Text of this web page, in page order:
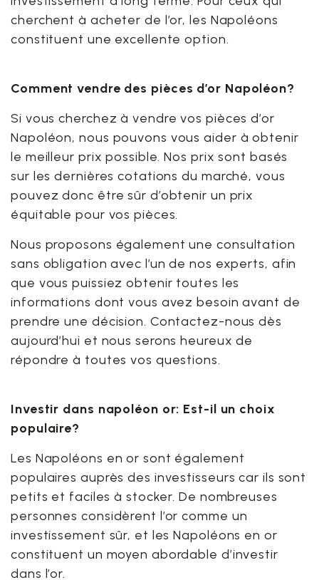
cherchent à acheter de l’or, les Napoléons
constituent une excellente option.
Comment vendre des pièces d’or Napoléon?
Si vous cherchez à vendre vos pièces d’or
Napoléon, nous pouvons vous aider à obtenir
le meilleur prix possible. Nos prix sont basés
sur les dernières cotations du marché, vous
pouvez donc être sûr d’obtenir un prix
équitable pour vos pièces.
Nous proposons également une consultation
sans obligation avec l’un de nos experts, afin
que vous puissiez obtenir toutes les
informations dont vous avez besoin avant de
prendre une décision. Contactez-nous dès
aujourd’hui et nous serons heureux de
répondre à toutes vos questions.
Investir dans napoléon or: Est-il un choix
populaire?
Les Napoléons en or sont également
populaires auprès des investisseurs car ils sont
petits et faciles à stocker. De nombreuses
personnes considèrent l’or comme un
investissement sûr, et les Napoléons en or
constituent un moyen abordable d’investir
dans l’or.